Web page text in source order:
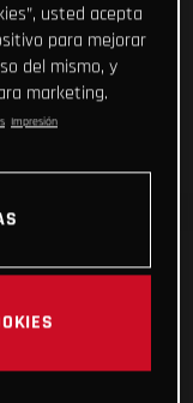
usted acepta
para mejorar
del mismo, y
marketing.
Impresión